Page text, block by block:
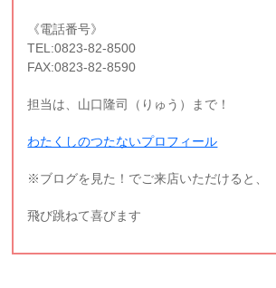
《電話番号》
TEL:0823-82-8500
FAX:0823-82-8590
担当は、山口隆司（りゅう）まで！
わたくしのつたないプロフィール
※ブログを見た！でご来店いただけると、
飛び跳ねて喜びます